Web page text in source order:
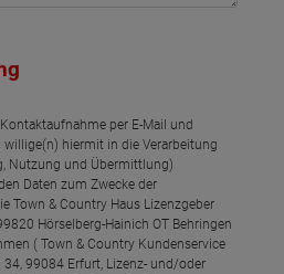
per E-Mail und
willige(n) hiermit in die Verarbeitung
Nutzung und Übermittlung)
Daten zum Zwecke der
Town & Country Haus Lizenzgeber
Hörselberg-Hainich OT Behringen
( Town & Country Kundenservice
34, 99084 Erfurt, Lizenz- und/oder